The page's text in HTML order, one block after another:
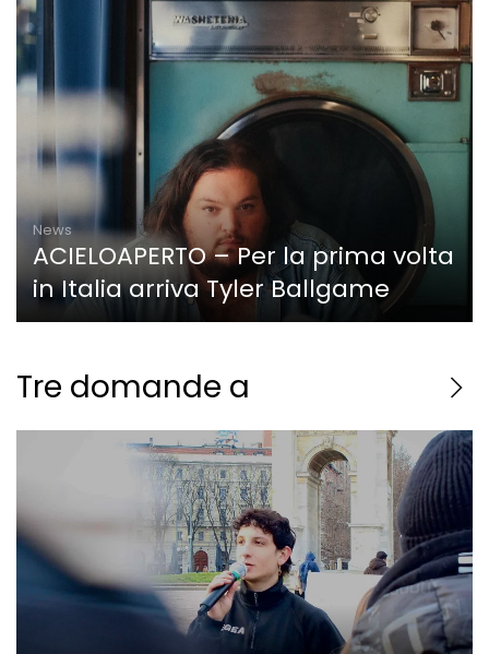
News
ACIELOAPERTO – Per la prima volta
in Italia arriva Tyler Ballgame
Tre domande a